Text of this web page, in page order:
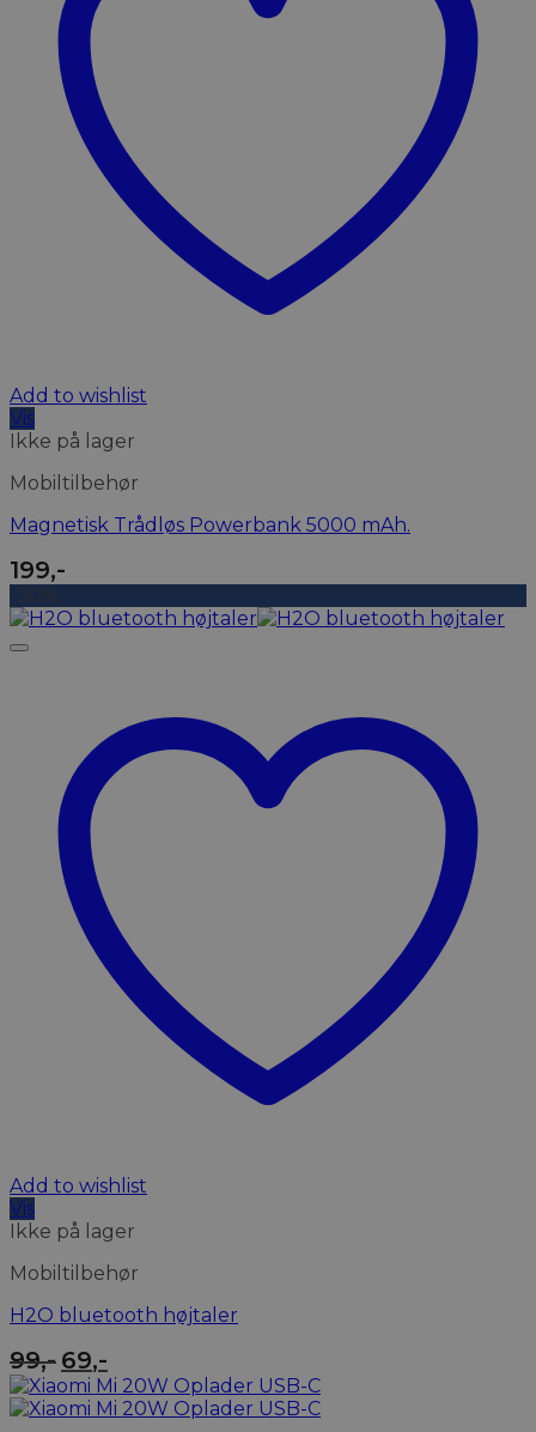
Add to wishlist
Vis
Ikke på lager
Mobiltilbehør
Magnetisk Trådløs Powerbank 5000 mAh.
199,-
-30%
Add to wishlist
Vis
Ikke på lager
Mobiltilbehør
H2O bluetooth højtaler
99,- Den
oprindelige
pris
var:
69,-
aktuelle
pris
er: